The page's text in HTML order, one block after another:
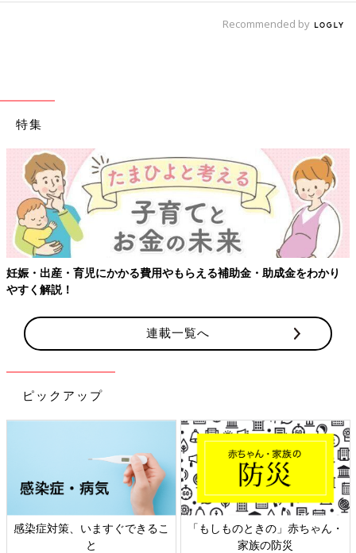
Recommended by
特集
妊娠・出産・育児にかかる費用やもらえる補助金・助成金をわかり
やすく解説！
連載一覧へ
ピックアップ
感染症対策、いますぐできるこ
と
「もしものときの」赤ちゃん・
家族の防災